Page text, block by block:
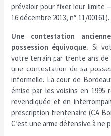
prévaloir pour fixer leur limite
16 décembre 2013, n° 11/00161).
Une contestation
possession équivoque. Si
votre terrain par trente ans de
une contestation de sa
informelle. La cour de
émise par les voisins en 1995
revendiquée et en
prescription trentenaire (CA
C’est une arme défensive à ne